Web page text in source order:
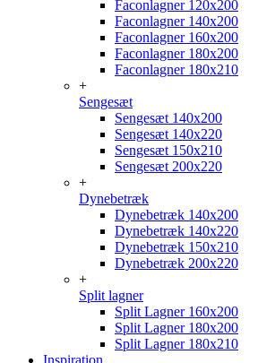
Faconlagner 120x200
Faconlagner 140x200
Faconlagner 160x200
Faconlagner 180x200
Faconlagner 180x210
+
Sengesæt
Sengesæt 140x200
Sengesæt 140x220
Sengesæt 150x210
Sengesæt 200x220
+
Dynebetræk
Dynebetræk 140x200
Dynebetræk 140x220
Dynebetræk 150x210
Dynebetræk 200x220
+
Split lagner
Split Lagner 160x200
Split Lagner 180x200
Split Lagner 180x210
Inspiration